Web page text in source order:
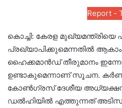
Report -
കൊച്ചി: കേരള മുഖ്യമന്ത്രിയെ
പ്രഖ്യാപിക്കുമെന്നതിൽ
ഹൈക്കമാന്‍ഡ് തീരുമാനം
ഉണ്ടാകുമെന്നാണ് സൂചന.
കോണ്‍ഗ്രസ് ദേശീയ
ഡല്‍ഹിയില്‍ എത്തുന്നത്